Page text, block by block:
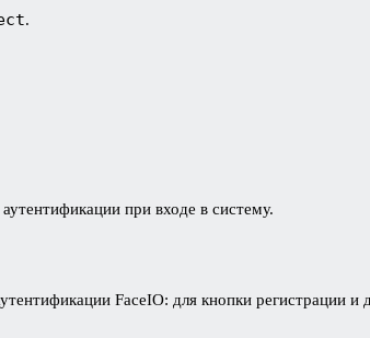
.
при входе в систему.
FaceIO: для кнопки регистрации и